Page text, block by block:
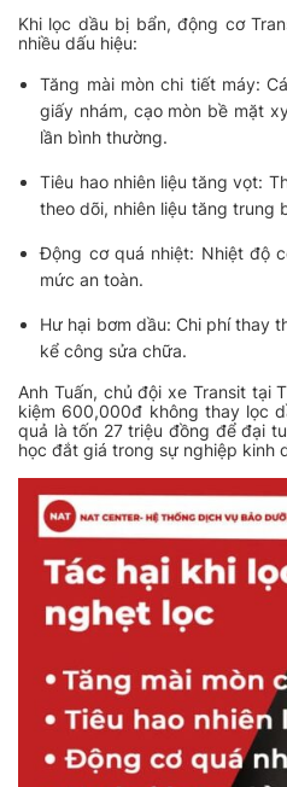
Khi lọc dầu bị bẩn, động cơ
nhiều dấu hiệu:
Tăng mài mòn chi tiết máy:
giấy nhám, cạo mòn bề mặt
lần bình thường.
Tiêu hao nhiên liệu tăng vọt:
theo dõi, nhiên liệu tăng trung
Động cơ quá nhiệt: Nhiệt độ
mức an toàn.
Hư hại bơm dầu: Chi phí thay
kể công sửa chữa.
Anh Tuấn, chủ đội xe Transit tại
kiệm 600,000đ không thay lọc
quả là tốn 27 triệu đồng để đại
học đắt giá trong sự nghiệp kinh